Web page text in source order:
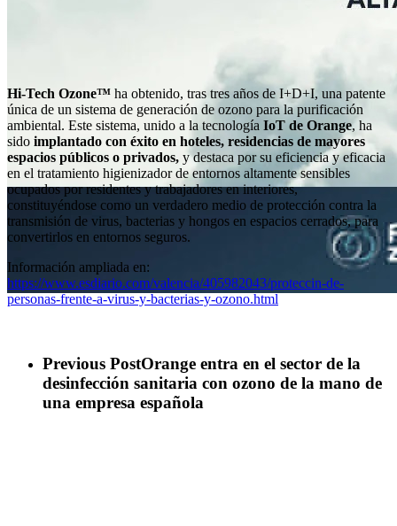
Noticias
Hi-Tech Ozone desarrolla la
Hi-Tech Ozone™ ha obtenido, tras tres años de I+D+I, una patente
única de un sistema de generación de ozono para la purificación
ambiental. Este sistema, unido a la tecnología IoT de Orange, ha
sido implantado con éxito en hoteles, residencias de mayores
espacios públicos o privados, y destaca por su eficiencia y eficacia
en el tratamiento higienizador de entornos altamente sensibles
ocupados por residentes y trabajadores en interiores,
constituyéndose como un verdadero medio de protección contra la
transmisión de virus, bacterias y hongos en espacios cerrados, para
convertirlos en entornos seguros.
Información ampliada en:
https://www.esdiario.com/valencia/405982043/proteccin-de-
personas-frente-a-virus-y-bacterias-y-ozono.html
Previous PostOrange entra en el sector de la
desinfección sanitaria con ozono de la mano de
una empresa española